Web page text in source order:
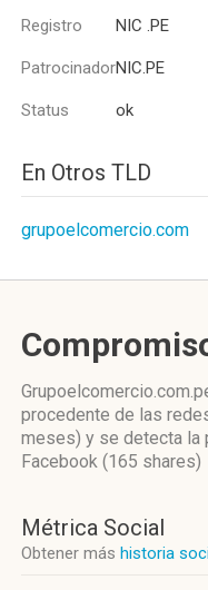
Registro NIC .PE
PatrocinadorNIC.PE
Status ok
En Otros TLD
grupoelcomercio.com
procedente de las
meses) y se detecta la
Facebook (165 shares)
Métrica Social
Obtener más historia